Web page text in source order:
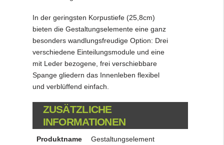
In der geringsten Korpustiefe (25,8cm)
bieten die Gestaltungselemente eine ganz
besonders wandlungsfreudige Option: Drei
verschiedene Einteilungsmodule und eine
mit Leder bezogene, frei verschiebbare
Spange gliedern das Innenleben flexibel
und verblüffend einfach.
ZUSÄTZLICHE
INFORMATIONEN
Produktname Gestaltungselement